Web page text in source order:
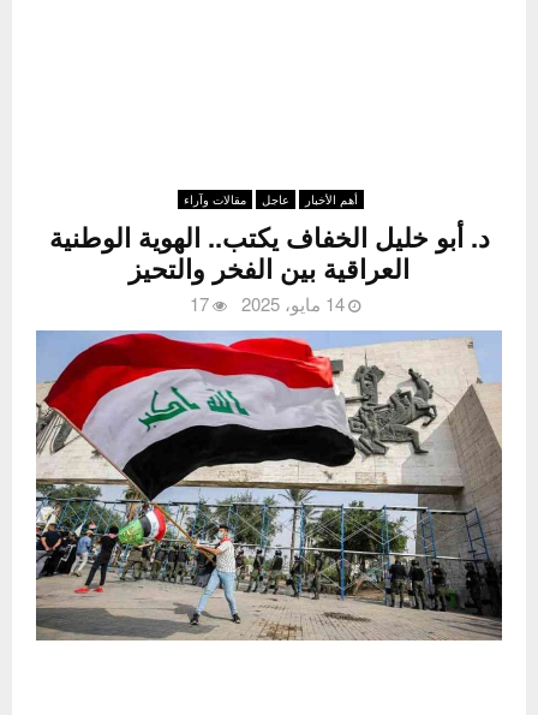
أهم الأخبار عاجل مقالات وآراء
د. أبو خليل الخفاف يكتب.. الهوية الوطنية
العراقية بين الفخر والتحيز
14 مايو، 2025 17